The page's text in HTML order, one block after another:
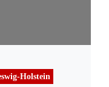
Holstein